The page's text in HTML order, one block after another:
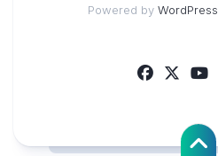
Powered by WordPress